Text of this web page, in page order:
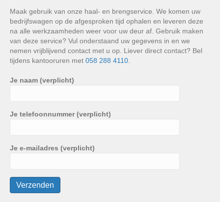
Maak gebruik van onze haal- en brengservice. We komen uw
bedrijfswagen op de afgesproken tijd ophalen en leveren deze
na alle werkzaamheden weer voor uw deur af. Gebruik maken
van deze service? Vul onderstaand uw gegevens in en we
nemen vrijblijvend contact met u op. Liever direct contact? Bel
tijdens kantooruren met 058 288 4110
Je naam (verplicht)
Je telefoonnummer (verplicht)
Je e-mailadres (verplicht)